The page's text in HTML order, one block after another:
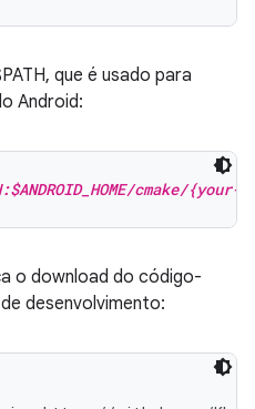
que é usado para
Android:
cmake/
o download do código-
desenvolvimento: